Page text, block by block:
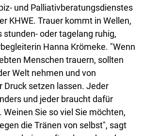
und Palliativberatungsdienstes
KHWE. Trauer kommt in Wellen,
stunden- oder tagelang ruhig,
Hanna Krömeke. "Wenn
Menschen trauern, sollten
Welt nehmen und von
Druck setzen lassen. Jeder
und jeder braucht dafür
Weinen Sie so viel Sie möchten,
die Tränen von selbst", sagt